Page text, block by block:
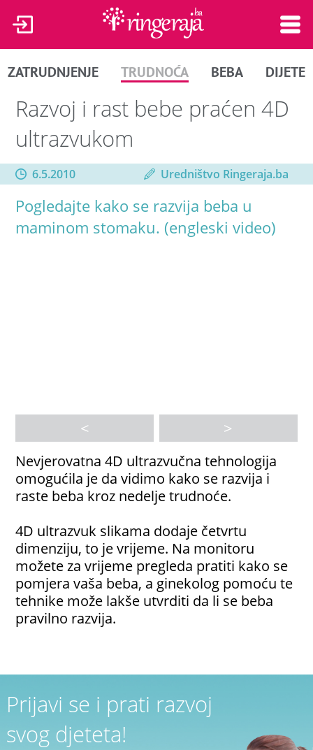
ZATRUDNJENJE TRUDNOĆA BEBA DIJETE
Razvoj i rast bebe praćen 4D
ultrazvukom
6.5.2010 Uredništvo Ringeraja.ba
Pogledajte kako se razvija beba u
maminom stomaku. (engleski video)
< >
Nevjerovatna 4D ultrazvučna tehnologija
omogućila je da vidimo kako se razvija i
raste beba kroz nedelje trudnoće.
4D ultrazvuk slikama dodaje četvrtu
dimenziju, to je vrijeme. Na monitoru
možete za vrijeme pregleda pratiti kako se
pomjera vaša beba, a ginekolog pomoću te
tehnike može lakše utvrditi da li se beba
pravilno razvija.
Prijavi se i prati razvoj
svog djeteta!